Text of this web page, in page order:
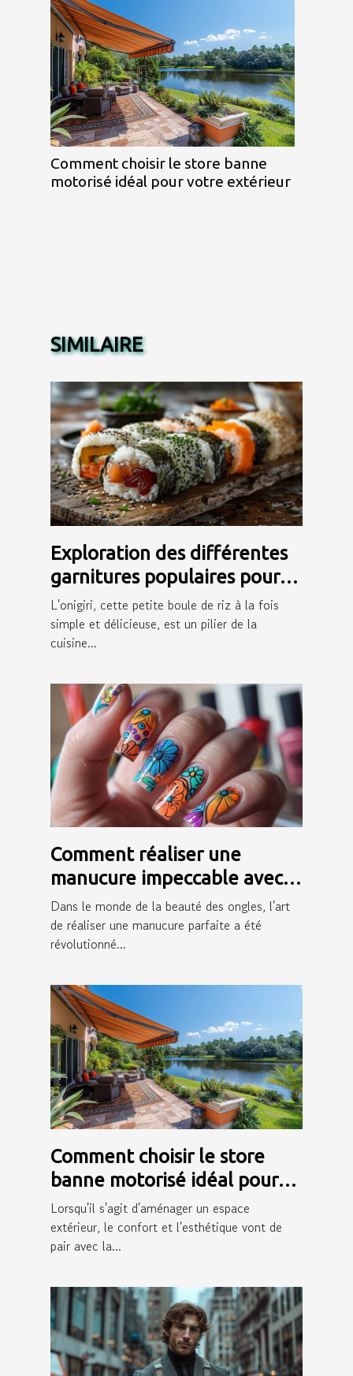
Comment choisir le store banne
motorisé idéal pour votre extérieur
SIMILAIRE
Exploration des différentes
garnitures populaires pour
onigiri
L'onigiri, cette petite boule de riz à la fois
simple et délicieuse, est un pilier de la
cuisine...
Comment réaliser une
manucure impeccable avec
des autocollants pour ongles
Dans le monde de la beauté des ongles, l'art
de réaliser une manucure parfaite a été
révolutionné...
Comment choisir le store
banne motorisé idéal pour
votre extérieur
Lorsqu'il s'agit d'aménager un espace
extérieur, le confort et l'esthétique vont de
pair avec la...